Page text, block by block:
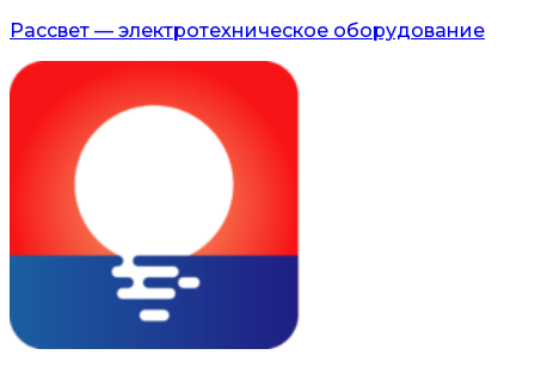
Рассвет — электротехническое оборудование